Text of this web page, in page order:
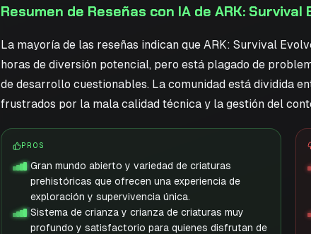
Resumen de Reseñas con IA de ARK: Survival
La mayoría de las reseñas indican que ARK: Survival
horas de diversión potencial, pero está plagado de
de desarrollo cuestionables. La comunidad está dividida
frustrados por la mala calidad técnica y la gestión del
PROS
Gran mundo abierto y variedad de criaturas
prehistóricas que ofrecen una experiencia de
exploración y supervivencia única.
Sistema de crianza y crianza de criaturas muy
profundo y satisfactorio para quienes disfrutan de